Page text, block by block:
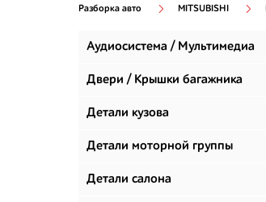
Разборка авто MITSUBISHI
Аудиосистема / Мультимедиа
Двери / Крышки багажника
Детали кузова
Детали моторной группы
Детали салона